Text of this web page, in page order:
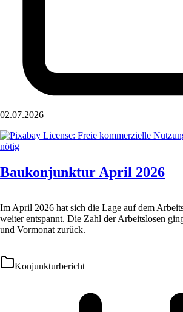
02.07.2026
Baukonjunktur April 2026
Im April 2026 hat sich die Lage auf dem
weiter entspannt. Die Zahl der Arbeitslosen
und Vormonat zurück.
Konjunkturbericht